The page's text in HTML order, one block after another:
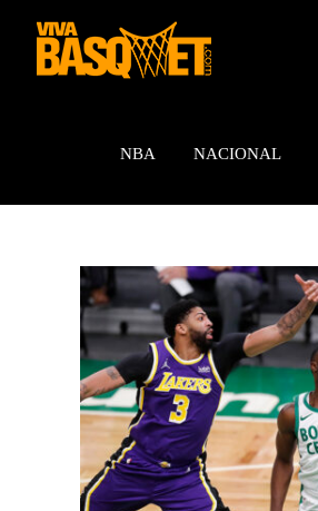
contenido
NBA NACIONAL